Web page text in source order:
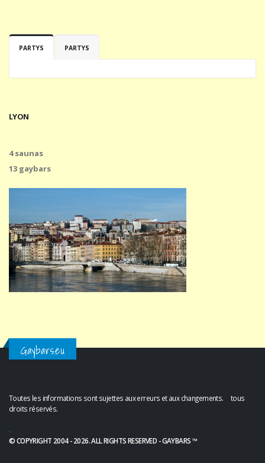
PARTYS PARTYS
LYON
4 saunas
13 gaybars
Gaybars.eu
Toutes les informations sont sujettes aux erreurs et aux changements. tous
droits réservés.
.
© COPYRIGHT 2004 - 2026. ALL RIGHTS RESERVED - GAYBARS ™